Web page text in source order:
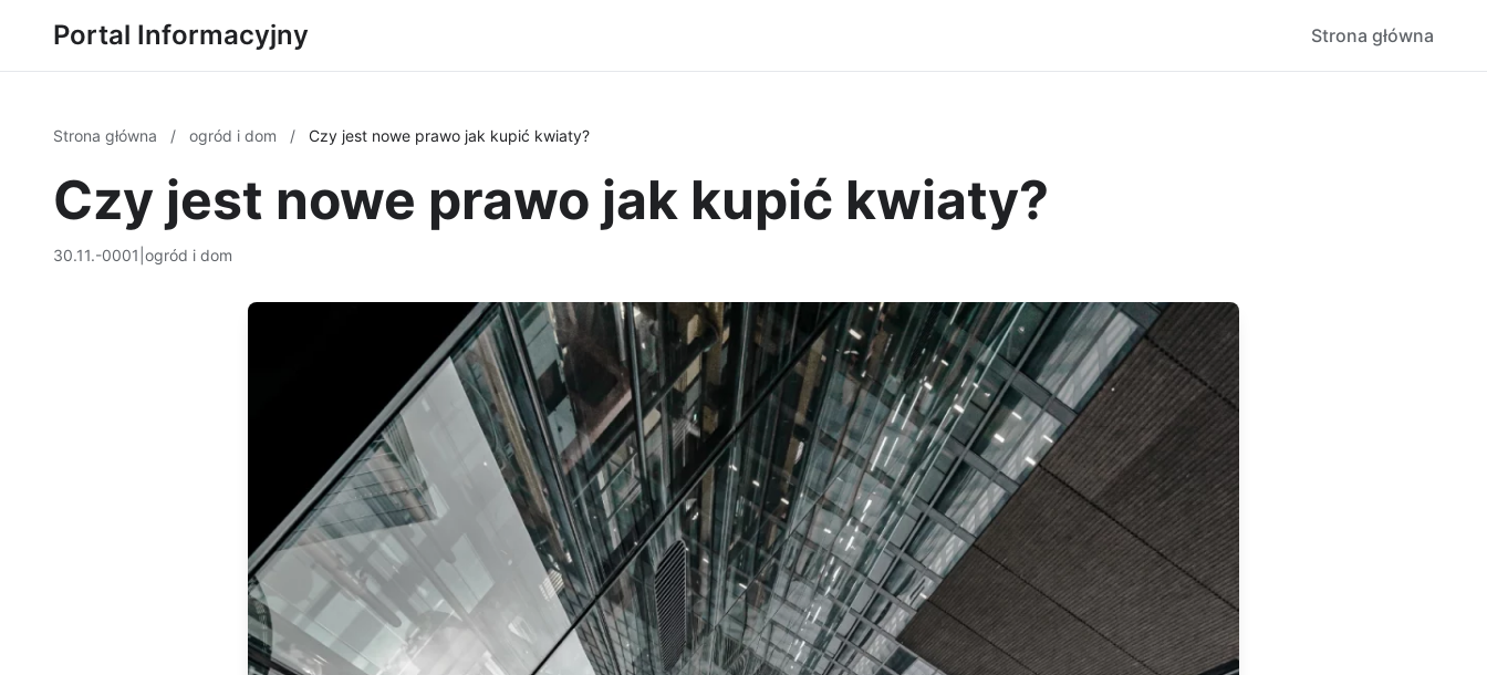
Portal Informacyjny Strona główna
Strona główna / ogród i dom / Czy jest nowe prawo jak kupić kwiaty?
Czy jest nowe prawo jak kupić kwiaty?
30.11.-0001 ogród i dom